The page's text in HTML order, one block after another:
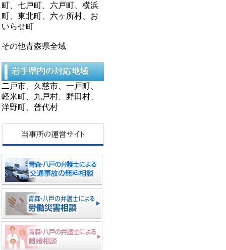
町、七戸町、六戸町、横浜
町、東北町、六ヶ所村、お
いらせ町
その他青森県全域
二戸市、久慈市、一戸町、
軽米町、九戸村、野田村、
洋野町、普代村